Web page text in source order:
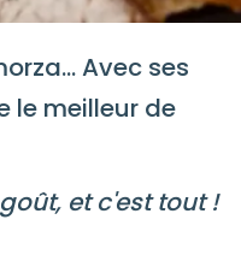
Avec ses
le meilleur de
goût, et c'est tout !